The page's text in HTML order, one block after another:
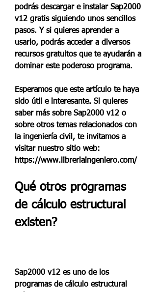
podrás descargar e instalar Sap2000
v12 gratis siguiendo unos sencillos
pasos. Y si quieres aprender a
usarlo, podrás acceder a diversos
recursos gratuitos que te ayudarán a
dominar este poderoso programa.
Esperamos que este artículo te haya
sido útil e interesante. Si quieres
saber más sobre Sap2000 v12 o
sobre otros temas relacionados con
la ingeniería civil, te invitamos a
visitar nuestro sitio web:
https://www.libreriaingeniero.com/
Qué otros programas
de cálculo estructural
existen?
Sap2000 v12 es uno de los
programas de cálculo estructural